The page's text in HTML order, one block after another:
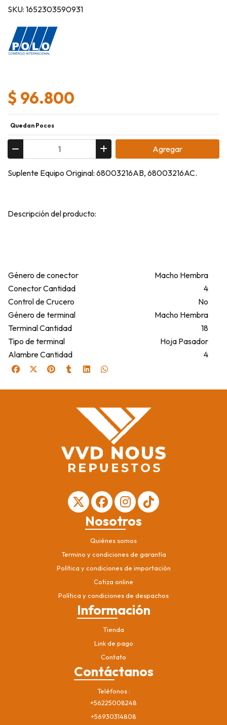
SKU: 1652303590931
$ 96.800
Quedan Pocos
Agregar
Suplente Equipo Original: 68003216AB, 68003216AC.
Descripción del producto:
Género de conector
Macho Hembra
Conector Cantidad
4
Control de Crucero
No
Género de terminal
Macho Hembra
Terminal Cantidad
18
Tipo de terminal
Hoja Pasador
Alambre Cantidad
4
Nosotros
Quiénes somos
Termino y condiciones de garantía
Política y condiciones de importación
Cotiza online
Política y condiciones de despachos
Información
Tienda
Link de pago
Contato
Contáctanos
Teléfonos
+56225008248
+56930314808